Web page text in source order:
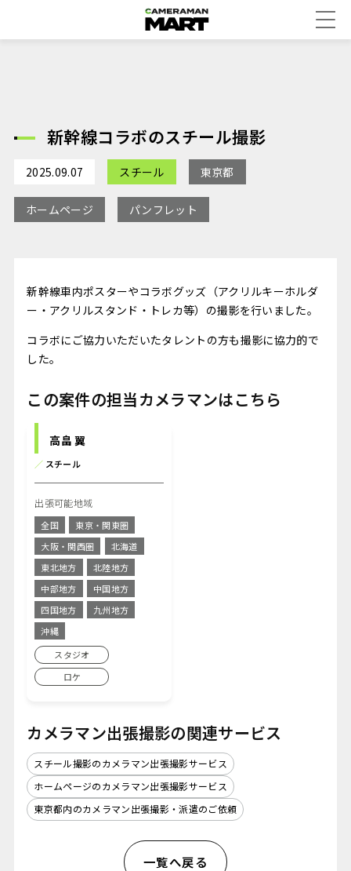
新幹線コラボのスチール撮影
2025.09.07 スチール 東京都
ホームページ パンフレット
新幹線車内ポスターやコラボグッズ（アクリルキーホルダ
ー・アクリルスタンド・トレカ等）の撮影を行いました。
コラボにご協力いただいたタレントの方も撮影に協力的で
した。
この案件の担当カメラマンはこちら
高畠 翼
／ スチール
出張可能地域
全国
東京・関東圏
大阪・関西圏
北海道
東北地方
北陸地方
中部地方
中国地方
四国地方
九州地方
沖縄
スタジオ
ロケ
カメラマン出張撮影の関連サービス
スチール撮影のカメラマン出張撮影サービス
ホームページのカメラマン出張撮影サービス
東京都内のカメラマン出張撮影・派遣のご依頼
一覧へ戻る